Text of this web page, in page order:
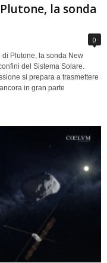
la sonda
0
Plutone, la sonda New
del Sistema Solare.
si prepara a trasmettere
in gran parte